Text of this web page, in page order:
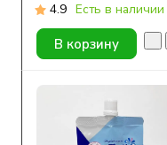
4.9 Есть в наличии
В корзину